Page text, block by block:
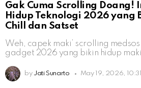
Gak Cuma Scrolling Doang!
Hidup Teknologi 2026 yang
Chill dan Satset
Weh, capek maki’ scrolling
gadget 2026 yang bikin hidup
by Jati Sunarto May 19, 2026,